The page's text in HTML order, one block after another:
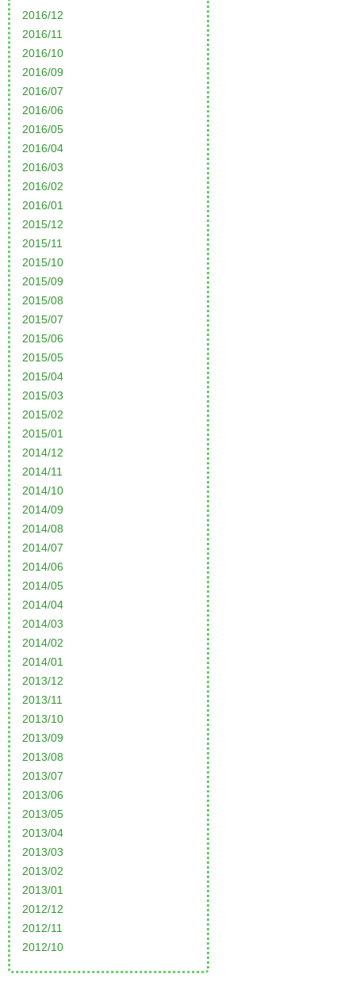
2016/12
2016/11
2016/10
2016/09
2016/07
2016/06
2016/05
2016/04
2016/03
2016/02
2016/01
2015/12
2015/11
2015/10
2015/09
2015/08
2015/07
2015/06
2015/05
2015/04
2015/03
2015/02
2015/01
2014/12
2014/11
2014/10
2014/09
2014/08
2014/07
2014/06
2014/05
2014/04
2014/03
2014/02
2014/01
2013/12
2013/11
2013/10
2013/09
2013/08
2013/07
2013/06
2013/05
2013/04
2013/03
2013/02
2013/01
2012/12
2012/11
2012/10